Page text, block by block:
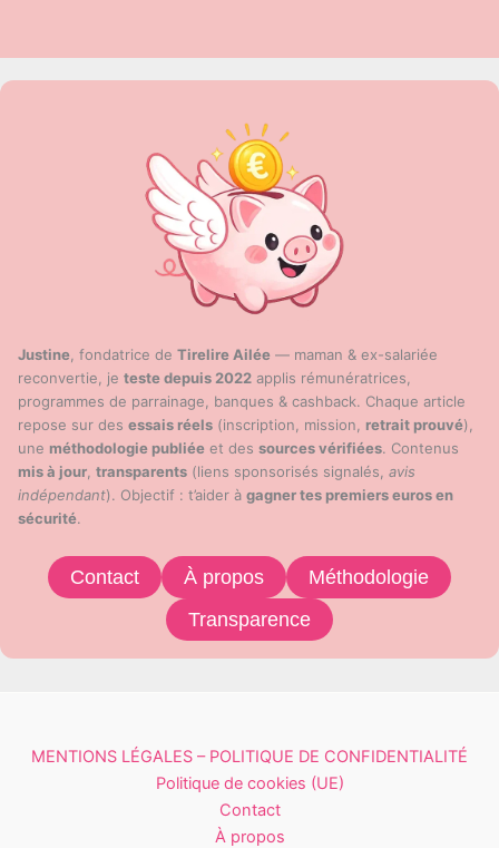
Justine, fondatrice de Tirelire Ailée — maman & ex-salariée
reconvertie, je teste depuis 2022 applis rémunératrices,
programmes de parrainage, banques & cashback. Chaque article
repose sur des essais réels (inscription, mission, retrait prouvé),
une méthodologie publiée et des sources vérifiées. Contenus
mis à jour, transparents (liens sponsorisés signalés, avis
indépendant). Objectif : t’aider à gagner tes premiers euros en
sécurité.
Contact À propos
Méthodologie
Transparence
MENTIONS LÉGALES – POLITIQUE DE CONFIDENTIALITÉ
Politique de cookies (UE)
Contact
À propos